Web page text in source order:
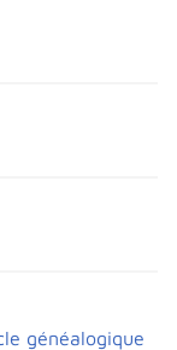
généalogique